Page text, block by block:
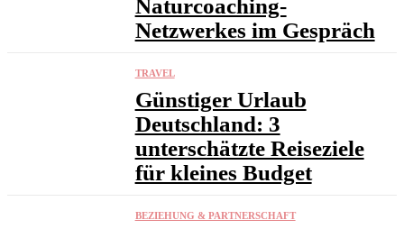
Naturcoaching-
Netzwerkes im Gespräch
TRAVEL
Günstiger Urlaub
Deutschland: 3
unterschätzte Reiseziele
für kleines Budget
BEZIEHUNG & PARTNERSCHAFT